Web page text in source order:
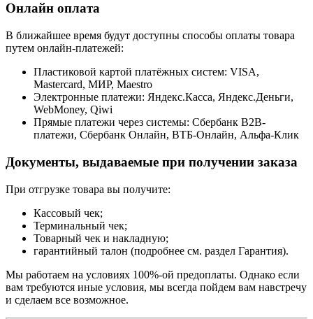
Онлайн оплата
В ближайшее время будут доступны способы оплаты товара
путем онлайн-платежей:
Пластиковой картой платёжных систем: VISA,
Mastercard, МИР, Maestrо
Электронные платежи: Яндекс.Касса, Яндекс.Деньги,
WebMoney, Qiwi
Прямые платежи через системы: Сбербанк B2B-
платежи, Сбербанк Онлайн, ВТБ-Онлайн, Альфа-Клик
Документы, выдаваемые при получении заказа
При отгрузке товара вы получите:
Кассовый чек;
Терминальный чек;
Товарный чек и накладную;
гарантийный талон (подробнее см. раздел Гарантия).
Мы работаем на условиях 100%-ой предоплаты. Однако если
вам требуются иные условия, мы всегда пойдем вам навстречу
и сделаем все возможное.